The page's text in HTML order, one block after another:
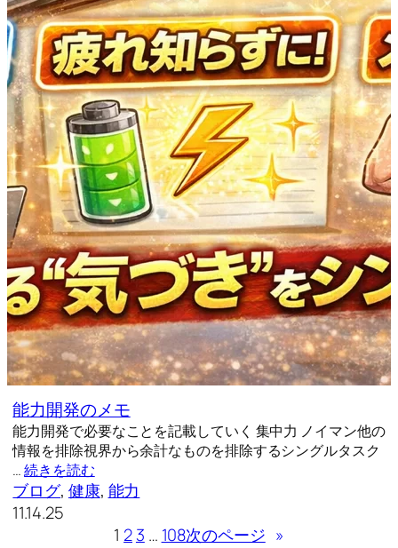
能力開発のメモ
能力開発で必要なことを記載していく 集中力 ノイマン他の
情報を排除視界から余計なものを排除するシングルタスク
…続きを読む
ブログ, 健康, 能力
11.14.25
1 23 … 108次のページ »